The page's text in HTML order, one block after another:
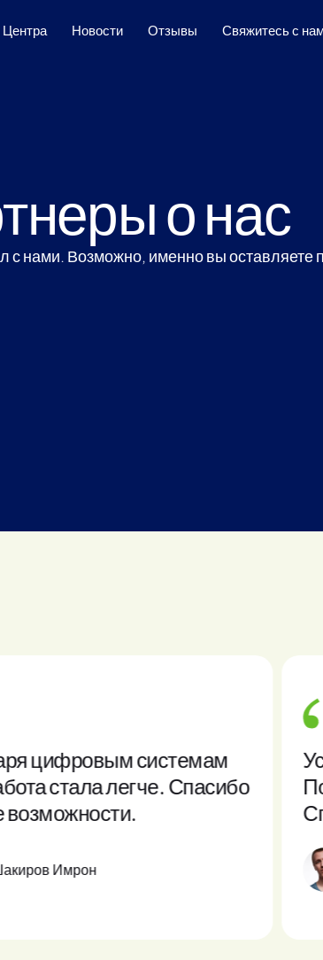
Новости Отзывы Свяжитесь с
о нас
с нами. Возможно, именно вы
цифровым системам
стала легче. Спасибо
возможности.
Имрон